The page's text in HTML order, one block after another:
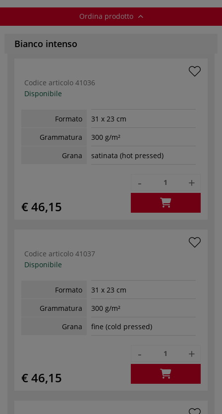
Ordina prodotto
Bianco intenso
Codice articolo 41036
Disponibile
Formato
31 x 23 cm
Grammatura
300 g/m²
Grana
satinata (hot pressed)
€ 46,15
- +
Codice articolo 41037
Disponibile
Formato
31 x 23 cm
Grammatura
300 g/m²
Grana
fine (cold pressed)
€ 46,15
- +